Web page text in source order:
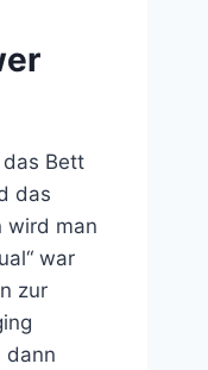
Bett
das
wird man
war
zur
dann